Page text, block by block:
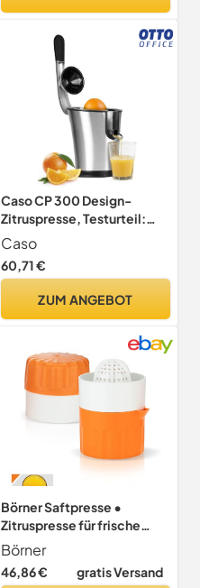
Caso CP 300 Design-
Zitruspresse, Testurteil:
Sehr Gut, elektrische und
kraftvolle Zitronenpresse
mit Universal-Presskegel,
Edelstahlsieb, Hebel-
Caso
60,71 €
ZUM ANGEBOT
Börner Saftpresse •
Zitruspresse für frische
Obst- & Gemüsesäfte •
Entsafter mit Saftbehälter •
Orangenpresse &
Börner
46,86 € gratis Versand